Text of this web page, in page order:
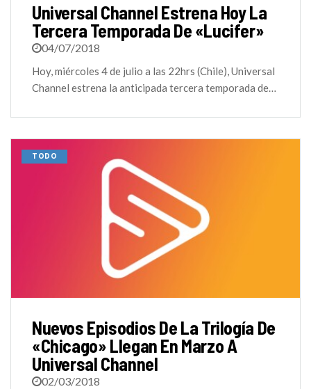
Universal Channel Estrena Hoy La
Tercera Temporada De «Lucifer»
04/07/2018
Hoy, miércoles 4 de julio a las 22hrs (Chile), Universal
Channel estrena la anticipada tercera temporada de…
TODO
Nuevos Episodios De La Trilogía De
«Chicago» Llegan En Marzo A
Universal Channel
02/03/2018